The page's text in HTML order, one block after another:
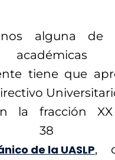
alguna de
académicas
tiene que
la fracción
38
de la UASLP,